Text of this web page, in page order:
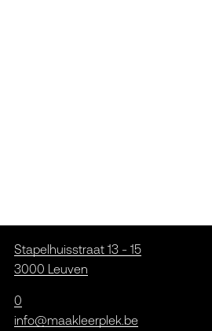
Stapelhuisstraat 13 - 15
3000 Leuven
0
info@maakleerplek.be